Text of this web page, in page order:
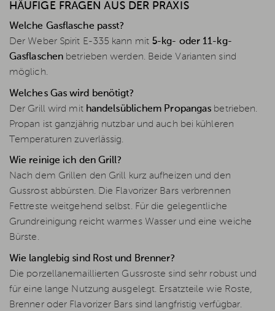
HÄUFIGE FRAGEN AUS DER PRAXIS
Welche Gasflasche passt?
Der Weber Spirit E-335 kann mit 5-kg- oder 11-kg-
Gasflaschen betrieben werden. Beide Varianten sind
möglich.
Welches Gas wird benötigt?
Der Grill wird mit handelsüblichem Propangas betrieben.
Propan ist ganzjährig nutzbar und auch bei kühleren
Temperaturen zuverlässig.
Wie reinige ich den Grill?
Nach dem Grillen den Grill kurz aufheizen und den
Gussrost abbürsten. Die Flavorizer Bars verbrennen
Fettreste weitgehend selbst. Für die gelegentliche
Grundreinigung reicht warmes Wasser und eine weiche
Bürste.
Wie langlebig sind Rost und Brenner?
Die porzellanemaillierten Gussroste sind sehr robust und
für eine lange Nutzung ausgelegt. Ersatzteile wie Roste,
Brenner oder Flavorizer Bars sind langfristig verfügbar.